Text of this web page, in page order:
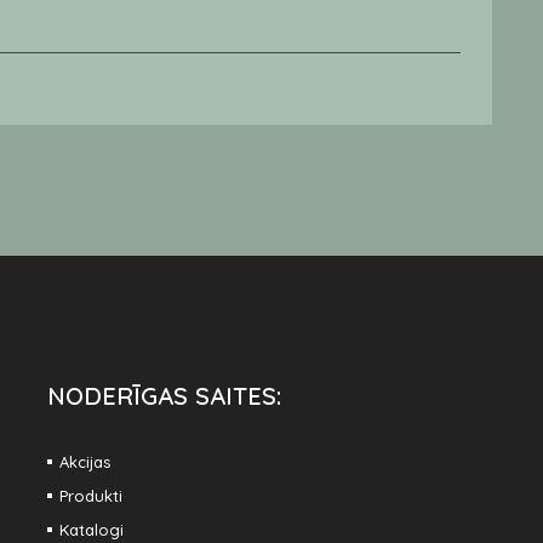
NODERĪGAS SAITES:
Akcijas
Produkti
Katalogi